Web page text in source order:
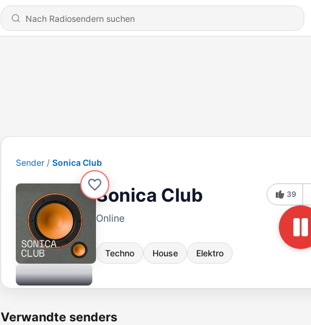
Sender Sonica Club
Sonica Club
Online
Techno House Elektro
39
Verwandte senders